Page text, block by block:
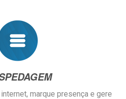
DAGEM
marque presença e gere